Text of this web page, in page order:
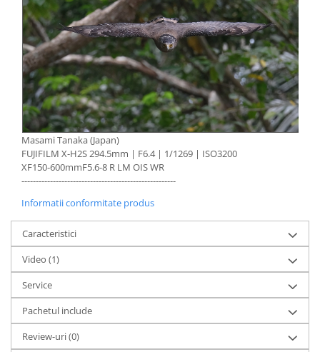
Masami Tanaka (Japan)
FUJIFILM X-H2S 294.5mm | F6.4 | 1/1269 | ISO3200
XF150-600mmF5.6-8 R LM OIS WR
------------------------------------------------------
Informatii conformitate produs
Caracteristici
Video (1)
Service
Pachetul include
Review-uri(0)